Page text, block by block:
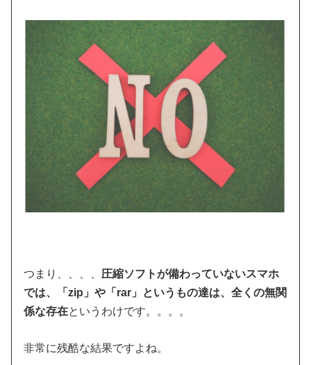
つまり、、、、圧縮ソフトが備わっていないスマホ
では、「zip」や「rar」というもの達は、全くの無関
係な存在というわけです。。。。
非常に残酷な結果ですよね。